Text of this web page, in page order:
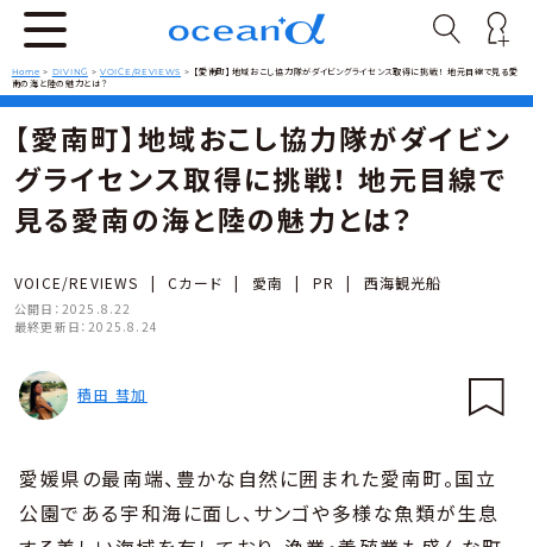
Home > DIVING >VOICE/REVIEWS > 【愛南町】地域おこし協力隊がダイビングライセンス取得に挑戦！ 地元目線で見る愛
南の海と陸の魅力とは？
【愛南町】地域おこし協力隊がダイビン
グライセンス取得に挑戦！ 地元目線で
見る愛南の海と陸の魅力とは？
VOICE/REVIEWS | Cカード | 愛南 | PR | 西海観光船
公開日： 2025.8.22
最終更新日： 2025.8.24
積田 彗加
愛媛県の最南端、豊かな自然に囲まれた愛南町。国立
公園である宇和海に面し、サンゴや多様な魚類が生息